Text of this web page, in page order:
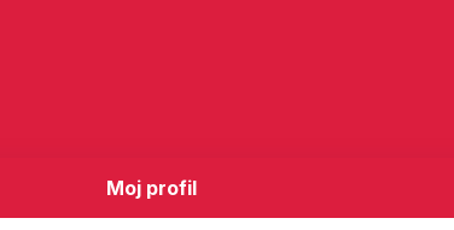
Moj profil